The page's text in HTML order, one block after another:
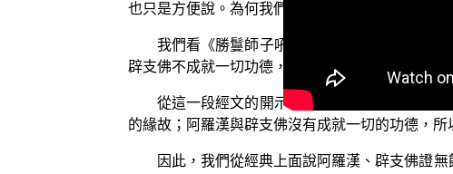
也只是方便說。為何我們要這樣說呢？我們先看一
我們看《勝鬘師子吼一乘大方便方廣經》也
辟支佛不成就一切功德，言得涅槃者是佛方便。」
從這一段經文的開示我們就知道，二乘聖人
的緣故；阿羅漢與辟支佛沒有成就一切的功德，
因此，我們從經典上面說阿羅漢、辟支佛證